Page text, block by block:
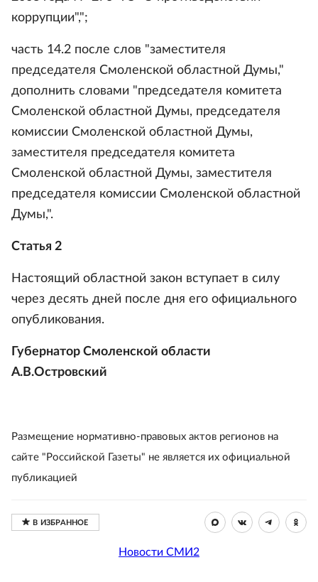
коррупции",";
часть 14.2 после слов "заместителя
председателя Смоленской областной Думы,"
дополнить словами "председателя комитета
Смоленской областной Думы, председателя
комиссии Смоленской областной Думы,
заместителя председателя комитета
Смоленской областной Думы, заместителя
председателя комиссии Смоленской областной
Думы,".
Статья 2
Настоящий областной закон вступает в силу
через десять дней после дня его официального
опубликования.
Губернатор Смоленской области
А.В.Островский
Размещение нормативно-правовых актов регионов на
сайте "Российской Газеты" не является их официальной
публикацией
Новости СМИ2